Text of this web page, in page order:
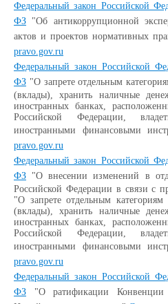
Федеральный закон Российской
ФЗ "Об антикоррупционной
актов и проектов нормативных
pravo.gov.ru
Федеральный закон Российской
ФЗ "О запрете отдельным
(вклады), хранить наличные
иностранных банках,
Российской Федерации,
иностранными финансовыми
pravo.gov.ru
Федеральный закон Российской
ФЗ "О внесении изменений в
Российской Федерации в связи с
"О запрете отдельным
(вклады), хранить наличные
иностранных банках,
Российской Федерации,
иностранными финансовыми
pravo.gov.ru
Федеральный закон Российской
ФЗ "О ратификации Конвенции